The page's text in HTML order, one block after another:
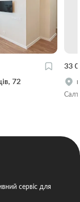
72
33
сервіс для